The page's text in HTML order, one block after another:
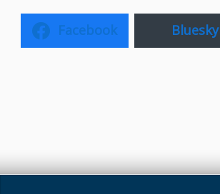
Facebook Bluesky